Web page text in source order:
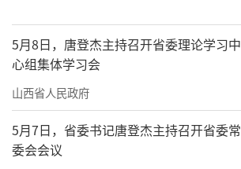
5月8日，唐登杰主持召开省委理论学习中
心组集体学习会
山西省人民政府
5月7日，省委书记唐登杰主持召开省委常
委会会议